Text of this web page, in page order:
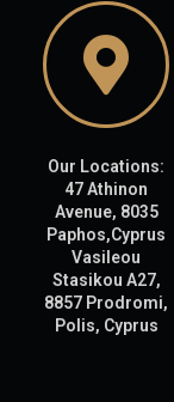
Our Locations:
47 Athinon
Avenue, 8035
Paphos,Cyprus
Vasileou
Stasikou A27,
8857 Prodromi,
Polis, Cyprus